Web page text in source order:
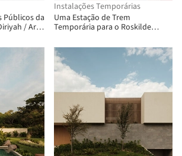
Públicos da
/ Ariel
Instalações Temporárias
Uma Estação de Trem
Temporária para o Roskilde